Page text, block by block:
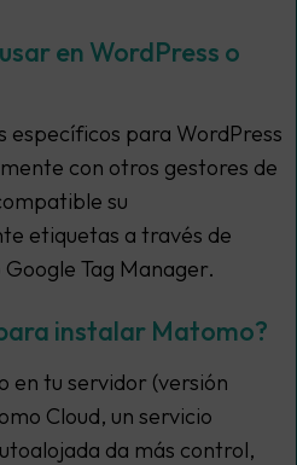
en WordPress o
específicos para WordPress
con otros gestores de
su
etiquetas a través de
Tag Manager.
instalar Matomo?
en tu servidor (versión
Cloud, un servicio
da más control,